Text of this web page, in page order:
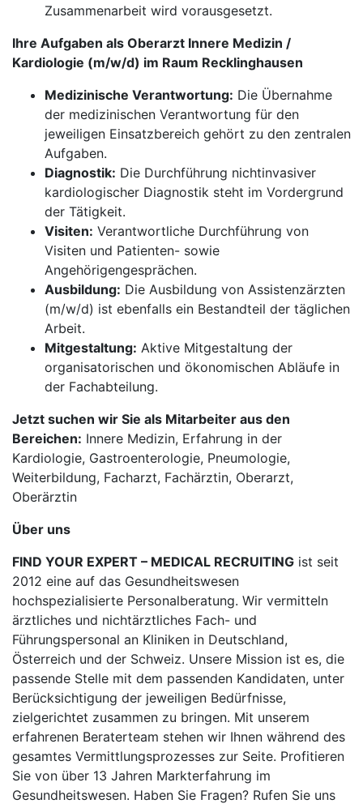
Zusammenarbeit wird vorausgesetzt.
Ihre Aufgaben als Oberarzt Innere Medizin /
Kardiologie (m/w/d) im Raum Recklinghausen
Medizinische Verantwortung: Die Übernahme
der medizinischen Verantwortung für den
jeweiligen Einsatzbereich gehört zu den zentralen
Aufgaben.
Diagnostik: Die Durchführung nichtinvasiver
kardiologischer Diagnostik steht im Vordergrund
der Tätigkeit.
Visiten: Verantwortliche Durchführung von
Visiten und Patienten- sowie
Angehörigengesprächen.
Ausbildung: Die Ausbildung von Assistenzärzten
(m/w/d) ist ebenfalls ein Bestandteil der täglichen
Arbeit.
Mitgestaltung: Aktive Mitgestaltung der
organisatorischen und ökonomischen Abläufe in
der Fachabteilung.
Jetzt suchen wir Sie als Mitarbeiter aus den
Bereichen: Innere Medizin, Erfahrung in der
Kardiologie, Gastroenterologie, Pneumologie,
Weiterbildung, Facharzt, Fachärztin, Oberarzt,
Oberärztin
Über uns
FIND YOUR EXPERT – MEDICAL RECRUITING ist seit
2012 eine auf das Gesundheitswesen
hochspezialisierte Personalberatung. Wir vermitteln
ärztliches und nichtärztliches Fach- und
Führungspersonal an Kliniken in Deutschland,
Österreich und der Schweiz. Unsere Mission ist es, die
passende Stelle mit dem passenden Kandidaten, unter
Berücksichtigung der jeweiligen Bedürfnisse,
zielgerichtet zusammen zu bringen. Mit unserem
erfahrenen Beraterteam stehen wir Ihnen während des
gesamtes Vermittlungsprozesses zur Seite. Profitieren
Sie von über 13 Jahren Markterfahrung im
Gesundheitswesen. Haben Sie Fragen? Rufen Sie uns